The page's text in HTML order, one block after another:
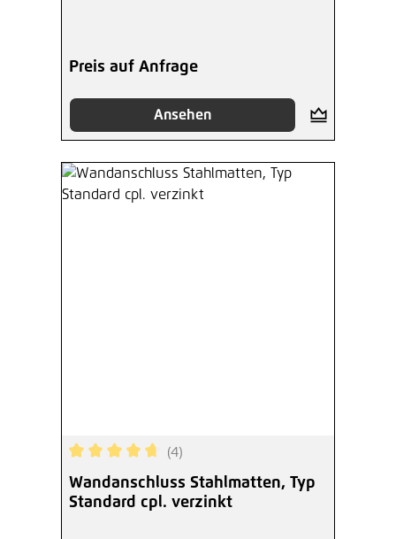
Preis auf Anfrage
Ansehen
Durchschnittliche Bewertung von 4.75 von 5
(4)
Wandanschluss Stahlmatten, Typ
Standard cpl. verzinkt